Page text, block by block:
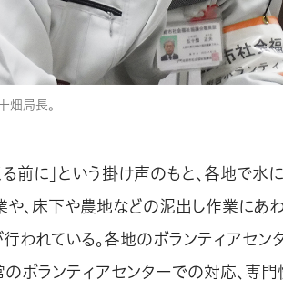
局長。
前に」という掛け声のもと、各地で水
、床下や農地などの泥出し作業にあ
われている。各地のボランティアセン
ボランティアセンターでの対応、専